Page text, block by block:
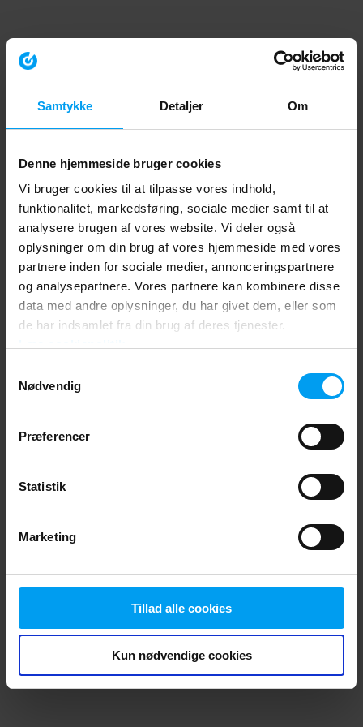
Samtykke Detaljer Om
Denne hjemmeside bruger cookies
Vi bruger cookies til at tilpasse vores indhold,
funktionalitet, markedsføring, sociale medier samt til at
analysere brugen af vores website. Vi deler også
oplysninger om din brug af vores hjemmeside med vores
partnere inden for sociale medier, annonceringspartnere
og analysepartnere. Vores partnere kan kombinere disse
data med andre oplysninger, du har givet dem, eller som
de har indsamlet fra din brug af deres tjenester.
Nødvendig
Præferencer
Statistik
Marketing
Tillad alle cookies
Kun nødvendige cookies
Application error: a client-side exception has occurred (see the